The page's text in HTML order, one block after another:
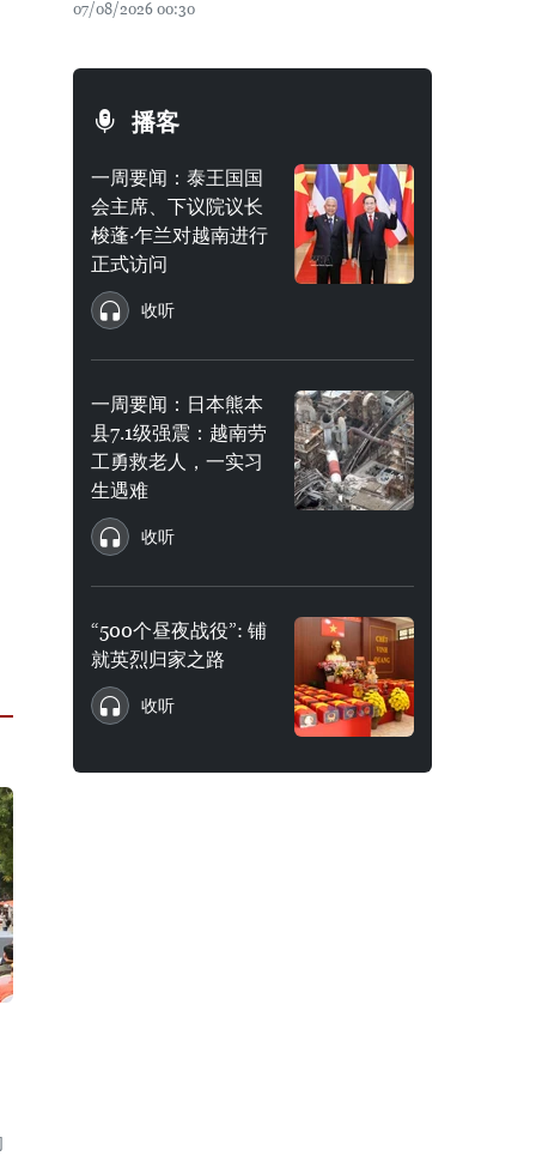
07/08/2026 00:30
播客
一周要闻：泰王国国
会主席、下议院议长
梭蓬·乍兰对越南进行
正式访问
收听
一周要闻：日本熊本
县7.1级强震：越南劳
工勇救老人，一实习
生遇难
收听
“500个昼夜战役”: 铺
就英烈归家之路
收听